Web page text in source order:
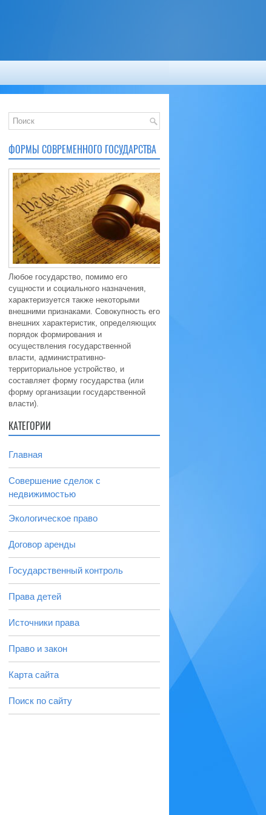
ФОРМЫ СОВРЕМЕННОГО ГОСУДАРСТВА
Любое государство, помимо его
сущности и социального назначения,
характеризуется также некоторыми
внешними признаками. Совокупность его
внешних характеристик, определяющих
порядок формирования и
осуществления государственной
власти, административно-
территориальное устройство, и
составляет форму государства (или
форму организации государственной
власти).
КАТЕГОРИИ
Главная
Совершение сделок с
недвижимостью
Экологическое право
Договор аренды
Государственный контроль
Права детей
Источники права
Право и закон
Карта сайта
Поиск по сайту